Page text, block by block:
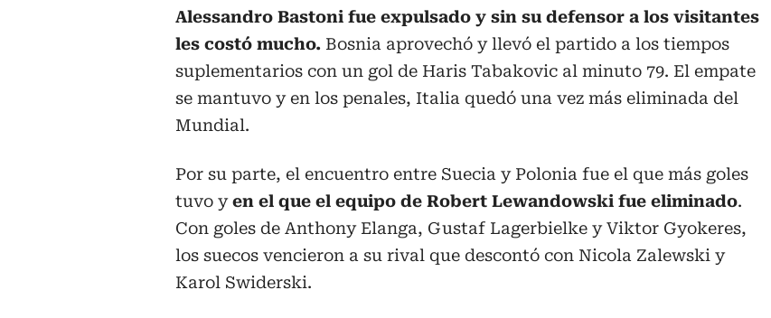
Alessandro Bastoni fue expulsado y sin su defensor a los visitantes
les costó mucho. Bosnia aprovechó y llevó el partido a los tiempos
suplementarios con un gol de Haris Tabakovic al minuto 79. El empate
se mantuvo y en los penales, Italia quedó una vez más eliminada del
Mundial.
Por su parte, el encuentro entre Suecia y Polonia fue el que más goles
tuvo yen el que el equipo de Robert Lewandowski fue eliminado.
Con goles de Anthony Elanga, Gustaf Lagerbielke y Viktor Gyokeres,
los suecos vencieron a su rival que descontó con Nicola Zalewski y
Karol Swiderski.